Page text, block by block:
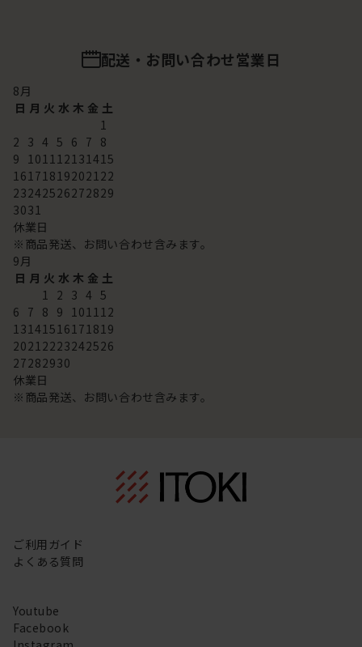
配送・お問い合わせ営業日
8 月
日 月 火 水 木 金 土
1
2 3 4 5 6 7 8
9
10 11 12 13 14 15
16 17 18 192021 22
23242526272829
3031
休業日
※商品発送、お問い合わせ含みます。
9 月
日 月 火 水 木 金 土
1
2 3 4 5
6 7 8 9 10 11 12
13 14 15 16 17 18 19
2021 2223242526
27282930
休業日
※商品発送、お問い合わせ含みます。
ご利用ガイド
よくある質問
Youtube
Facebook